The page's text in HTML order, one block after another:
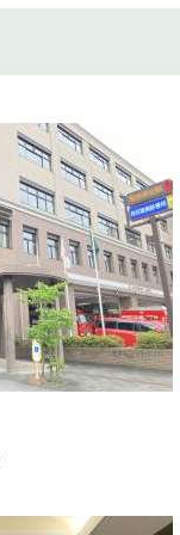
安心館